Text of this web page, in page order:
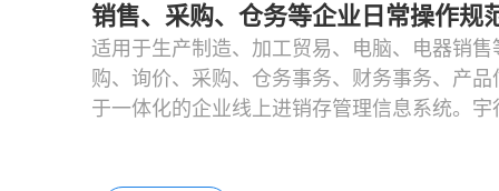
销售、采购、仓务等企业日常操作规
适用于生产制造、加工贸易、电脑、电器销
购、询价、采购、仓务事务、财务事务、产
于一体化的企业线上进销存管理信息系统。